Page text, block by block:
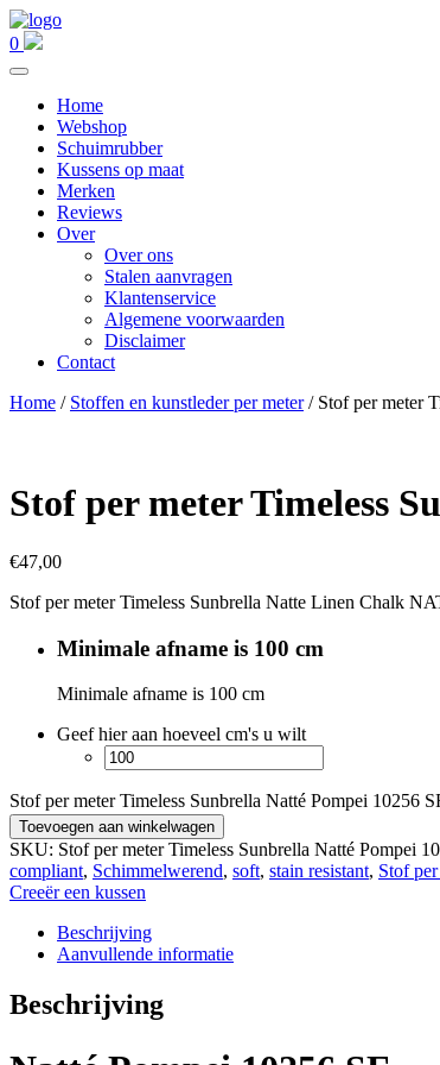
0
Home
Webshop
Schuimrubber
Kussens op maat
Merken
Reviews
Over
Over ons
Stalen aanvragen
Klantenservice
Algemene voorwaarden
Disclaimer
Contact
Home / Stoffen en kunstleder per meter/ Stof per meter
Stof per meter Timeless
€47,00
Stof per meter Timeless Sunbrella Natte Linen Chalk
Minimale afname is 100 cm
Minimale afname is 100 cm
Geef hier aan hoeveel cm's u wilt
Stof per meter Timeless Sunbrella Natté Pompei 10256
Toevoegen aan winkelwagen
SKU: Stof per meter Timeless Sunbrella Natté Pompei
compliant, Schimmelwerend, soft, stain resistant, Stof
Creeër een kussen
Beschrijving
Aanvullende informatie
Beschrijving